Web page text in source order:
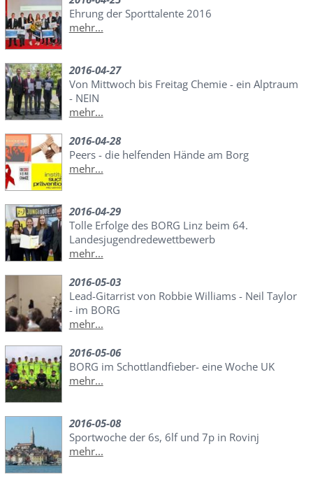
Ehrung der Sporttalente 2016
mehr...
2016-04-27
Von Mittwoch bis Freitag Chemie - ein Alptraum
- NEIN
mehr...
2016-04-28
Peers - die helfenden Hände am Borg
mehr...
2016-04-29
Tolle Erfolge des BORG Linz beim 64.
Landesjugendredewettbewerb
mehr...
2016-05-03
Lead-Gitarrist von Robbie Williams - Neil Taylor
- im BORG
mehr...
2016-05-06
BORG im Schottlandfieber- eine Woche UK
mehr...
2016-05-08
Sportwoche der 6s, 6lf und 7p in Rovinj
mehr...